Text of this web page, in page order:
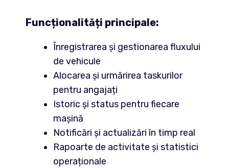
Funcționalități principale:
Înregistrarea și gestionarea fluxului
de vehicule
Alocarea și urmărirea taskurilor
pentru angajați
Istoric și status pentru fiecare
mașină
Notificări și actualizări în timp real
Rapoarte de activitate și statistici
operaționale